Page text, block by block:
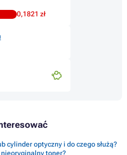
0,1821 zł
cylinder optyczny i do czego służą?
toner?